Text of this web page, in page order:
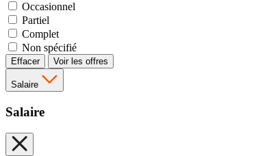
Occasionnel
Partiel
Complet
Non spécifié
Effacer Voir les offres
Salaire
Salaire